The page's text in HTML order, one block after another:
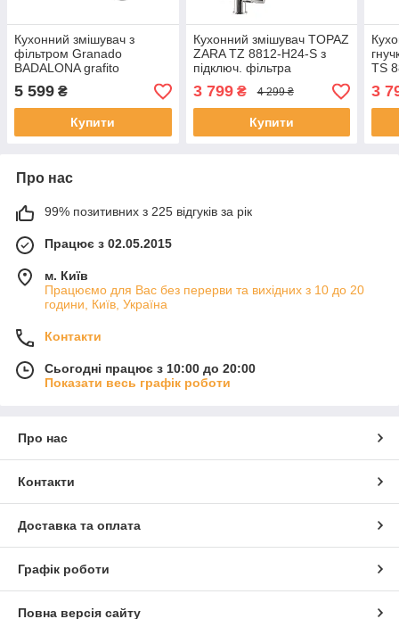
Кухонний змішувач з
фільтром Granado
BADALONA grafito
5 599 ₴
Купити
Кухонний змішувач TOPAZ
ZARA TZ 8812-H24-S з
підключ. фільтра
3 799₴ 4 299 ₴
Купити
TS
3
Про нас
99% позитивних з 225 відгуків за рік
Працює з 02.05.2015
м. Київ
Працюємо для Вас без перерви та вихідних з 10 до 20
години, Київ, Україна
Контакти
Сьогодні працює з 10:00 до 20:00
Показати весь графік роботи
Про нас
Контакти
Доставка та оплата
Графік роботи
Повна версія сайту